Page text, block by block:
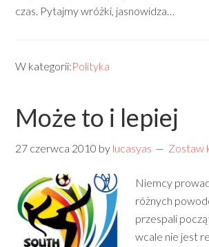
czas. Pytajmy wróżki, jasnowidza…
W kategorii:Polityka
Może to i lepiej
27 czerwca 2010 by lucasyas Zostaw
Niemcy
różnych
przespali
wcale nie jest